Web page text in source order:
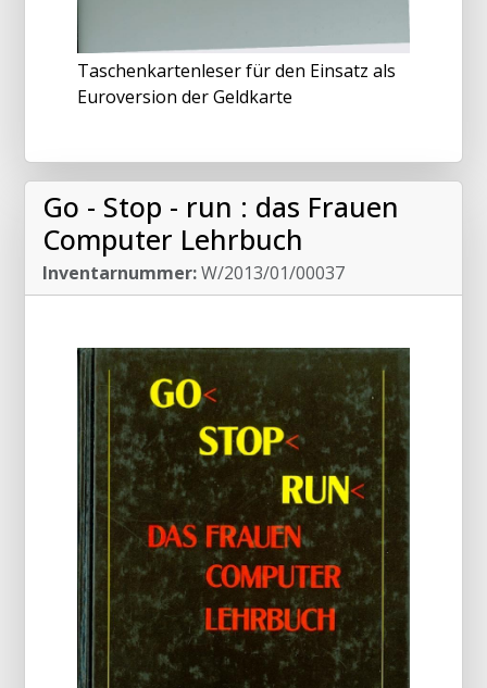
Taschenkartenleser für den Einsatz als
Euroversion der Geldkarte
Go - Stop - run : das Frauen
Computer Lehrbuch
Inventarnummer:W/2013/01/00037